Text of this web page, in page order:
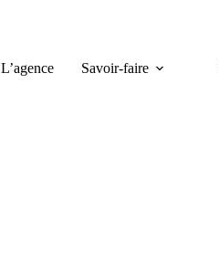
L’agence Savoir-faire